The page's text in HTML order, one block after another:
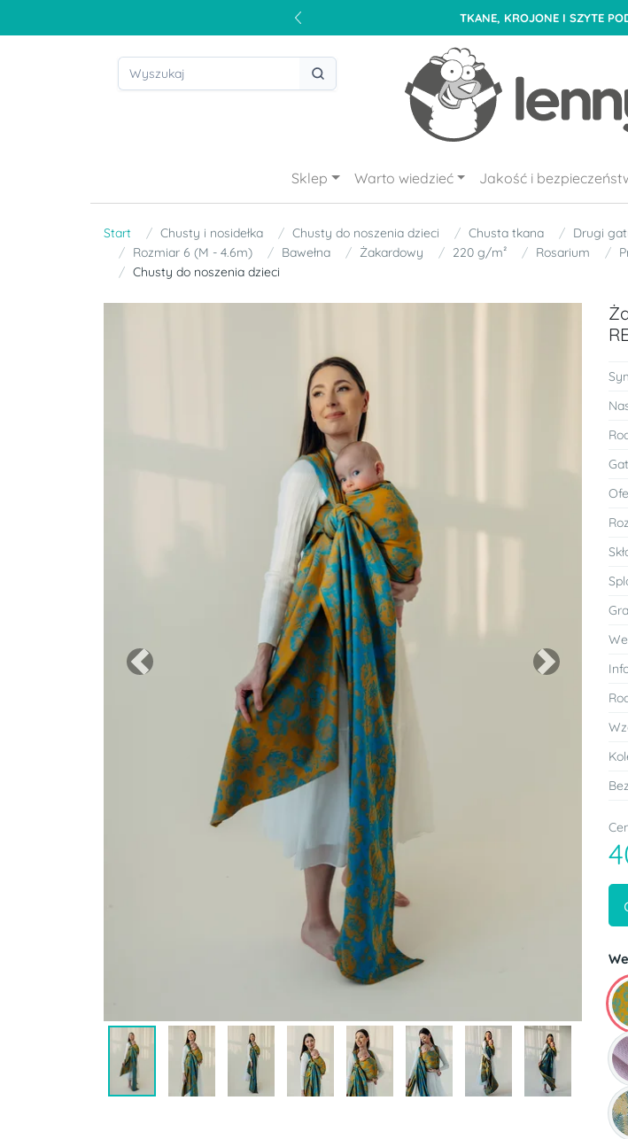
TKANE, KROJONE I SZYTE
Sklep Warto wiedzieć Jakość i
Start Chusty i nosidełka Chusty do noszenia dzieci Chusta tkana Drugi
Rozmiar 6 (M - 4.6m)
Bawełna Żakardowy 220 g/m² Rosarium
Chusty do noszenia dzieci
Previous Next